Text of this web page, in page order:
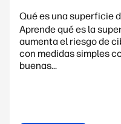
Qué es una superficie
Aprende qué es la
aumenta el riesgo de
con medidas simples
buenas...